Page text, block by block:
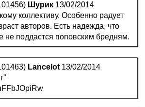
Шурик 13/02/2014
коллективу. Особенно радует
авторов. Есть надежда, что
не поддастся поповским бредням.
Lancelot 13/02/2014